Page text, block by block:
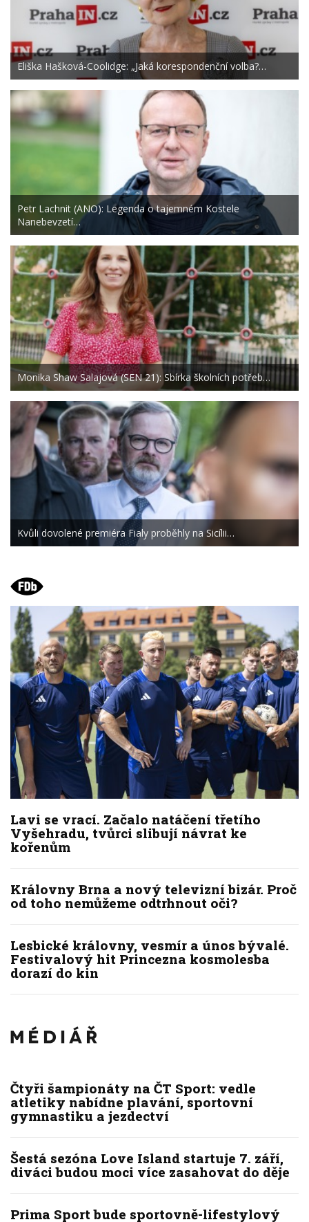
Eliška Hašková-Coolidge: „Jaká korespondenční volba?…
Petr Lachnit (ANO): Legenda o tajemném Kostele
Nanebevzetí…
Monika Shaw Salajová (SEN 21): Sbírka školních potřeb…
Kvůli dovolené premiéra Fialy proběhly na Sicílii…
Lavi se vrací. Začalo natáčení třetího
Vyšehradu, tvůrci slibují návrat ke
kořenům
Královny Brna a nový televizní bizár. Proč
od toho nemůžeme odtrhnout oči?
Lesbické královny, vesmír a únos bývalé.
Festivalový hit Princezna kosmolesba
dorazí do kin
Čtyři šampionáty na ČT Sport: vedle
atletiky nabídne plavání, sportovní
gymnastiku a jezdectví
Šestá sezóna Love Island startuje 7. září,
diváci budou moci více zasahovat do děje
Prima Sport bude sportovně-lifestylový